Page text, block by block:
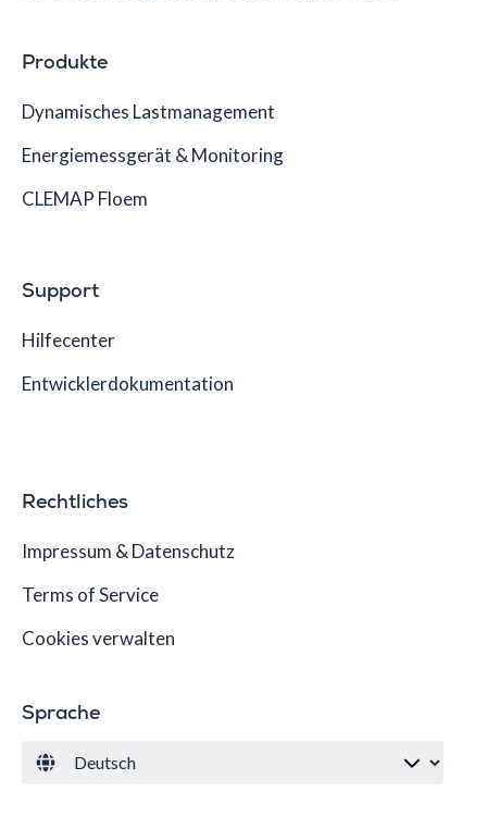
Produkte
Dynamisches Lastmanagement
Energiemessgerät & Monitoring
CLEMAP Floem
Support
Hilfecenter
Entwicklerdokumentation
Rechtliches
Impressum & Datenschutz
Terms of Service
Cookies verwalten
Sprache